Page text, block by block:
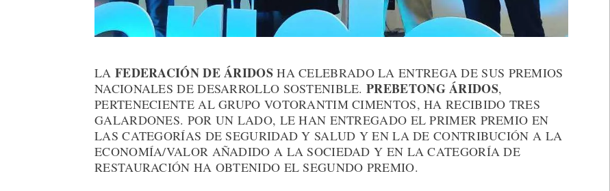
LA FEDERACIÓN DE ÁRIDOSHA CELEBRADO LA ENTREGA DE SUS PREMIOS
NACIONALES DE DESARROLLO SOSTENIBLE.PREBETONG ÁRIDOS,
PERTENECIENTE AL GRUPO VOTORANTIM CIMENTOS, HA RECIBIDO TRES
GALARDONES. POR UN LADO, LE HAN ENTREGADO EL PRIMER PREMIO EN
LAS CATEGORÍAS DE SEGURIDAD Y SALUD Y EN LA DE CONTRIBUCIÓN A LA
ECONOMÍA/VALOR AÑADIDO A LA SOCIEDAD Y EN LA CATEGORÍA DE
RESTAURACIÓN HA OBTENIDO EL SEGUNDO PREMIO.